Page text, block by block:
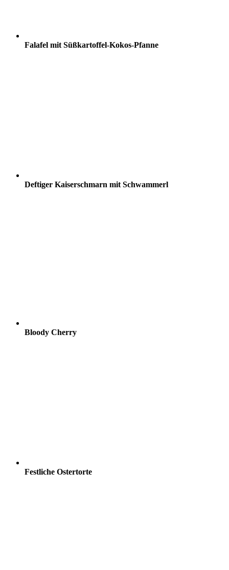
Falafel mit Süßkartoffel-Kokos-Pfanne
Deftiger Kaiserschmarn mit Schwammerl
Bloody Cherry
Festliche Ostertorte